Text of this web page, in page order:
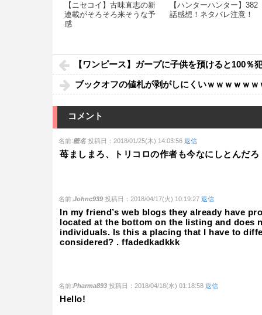
【ニセコイ】古味直志の新
連載がそろそろ来そうな予
感
【ハンターハンター】382
話感想！ネタバレ注意！
【ワンピース】ガープに子供を預けると100％
ブックオフの値札が剥がしにくいｗｗｗｗｗｗ
コメント
名前:匿名 投稿日：2018/01/25(木) 14:03:56 返信
苺ましまろ、トリコロの作者も今なにしとんだろ
名前:Johnc939 投稿日：2018/04/17(火) 10:19:27 返信
In my friend’s web blogs they already have
located at the bottom on the listing and does
individuals. Is this a placing that I have to
considered? . ffadedkadkkk
名前:Pharma893 投稿日：2018/04/18(水) 01:18:58 返信
Hello!